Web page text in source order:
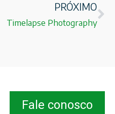
PRÓXIMO
Timelapse Photography
Fale conosco